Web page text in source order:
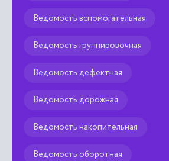
Ведомость вспомогательная
Ведомость группировочная
Ведомость дефектная
Ведомость дорожная
Ведомость накопительная
Ведомость оборотная